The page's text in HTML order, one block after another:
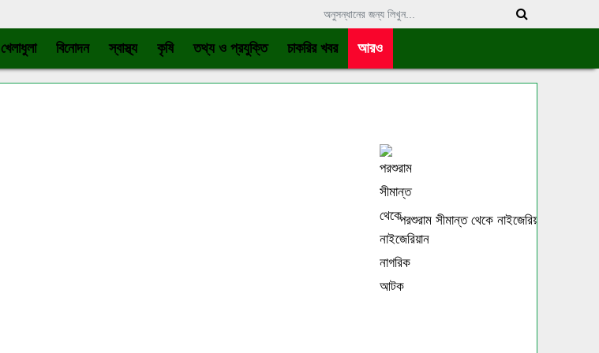
খেলাধুলা বিনোদন স্বাস্থ্য কৃষি তথ্য ও প্রযুক্তি চাকরির খবর আরও
পরশুরাম সীমান্ত থেকে নাইজেরিয়ান নাগরিক আটক